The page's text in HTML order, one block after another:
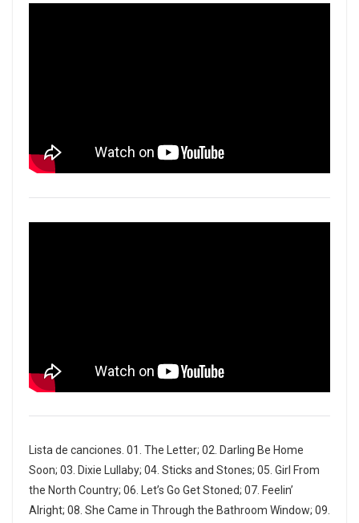
Lista de canciones. 01. The Letter; 02. Darling Be Home
Soon; 03. Dixie Lullaby; 04. Sticks and Stones; 05. Girl From
the North Country; 06. Let’s Go Get Stoned; 07. Feelin’
Alright; 08. She Came in Through the Bathroom Window; 09.